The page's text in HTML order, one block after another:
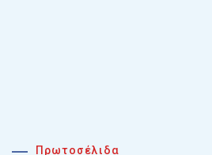
Πρωτοσέλιδα